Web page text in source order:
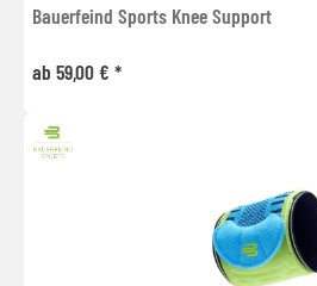
Bauerfeind Sports Knee Support
ab 59,00 € *